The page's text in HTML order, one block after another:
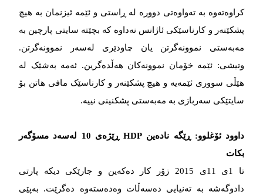
کراوه‌‌‌ته‌‌‌وه‌‌‌ به‌‌‌ ته‌‌‌واوه‌‌‌تی دووره‌‌‌ له‌‌‌ ڕاستی و ئێمه‌‌‌ ئیزنمان به‌‌‌ هیچ
پشکێنه‌‌‌ر و کارناسێکی ئاژانس نه‌‌‌داوه‌‌‌ که‌‌‌ بچێته‌‌‌ سایتی پارچین به‌‌‌
مه‌‌‌به‌‌‌ستی نموونه‌‌‌گرتن یان چاودێری له‌‌‌سه‌‌‌ر نموونه‌‌‌گرتن.
وتیشی: ئێمه‌‌‌ خۆمان نموونه‌‌‌کان هه‌‌‌ڵده‌‌‌گرین. ئه‌‌‌مه‌‌‌ به‌‌‌شێک له‌‌‌
هێڵی سووری ئێمه‌‌‌یه‌‌‌ و هیچ پشکێنه‌‌‌ر و کارناسێک مافی هاتن بۆ
سایتێکی سه‌‌‌ربازی به‌‌‌ مه‌‌‌به‌‌‌ستی پشکنینی نییه‌‌‌.
داوود ئۆغلوو: ڕێگە نادەین HDP ڕێژه‌‌‌ی 10 له‌‌‌سه‌‌‌د مسۆگه‌‌‌ر
بکات
تا 1ی 11ی 2015 زۆر کار دەکەین و جارێکی دیکه‌‌‌ پارتی
دادوگه‌‌‌شه به‌‌‌ ته‌‌‌نیایی ده‌‌‌سه‌‌‌ڵات وەدەستەوە ده‌‌‌گرێت‌. به‌‌‌پێی